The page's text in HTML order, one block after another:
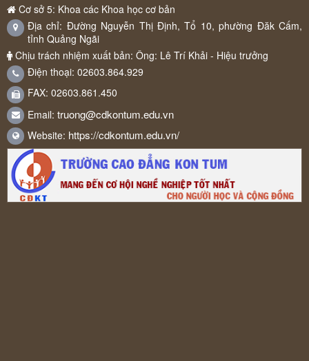
Cơ sở 5: Khoa các Khoa học cơ bản
Địa chỉ: Đường Nguyễn Thị Định, Tổ 10, phường Đăk Cấm,
tỉnh Quảng Ngãi
Chịu trách nhiệm xuất bản: Ông: Lê Trí Khải - Hiệu trưởng
Điện thoại: 02603.864.929
FAX: 02603.861.450
Email: truong@cdkontum.edu.vn
Website: https://cdkontum.edu.vn/